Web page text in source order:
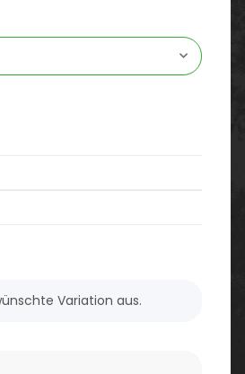
Variation aus.